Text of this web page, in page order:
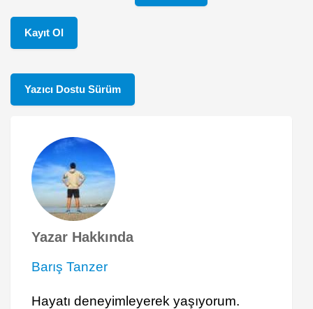
Kayıt Ol
Yazıcı Dostu Sürüm
Yazar Hakkında
Barış Tanzer
Hayatı deneyimleyerek yaşıyorum.